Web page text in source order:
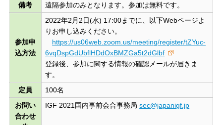
備考
遠隔参加のみとなります。参加は無料です。
参加申
込方法
2022年2月2日(水) 17:00までに、以下Webページよ
りお申し込みください。
https://us06web.zoom.us/meeting/register/tZYuc-
6vqDspGdUbflHDdOxBMZGa5t2dGlbf
登録後、参加に関する情報の確認メールが届きま
す。
定員
100名
お問い
合わせ
IGF 2021国内事前会合事務局sec@japanigf.jp